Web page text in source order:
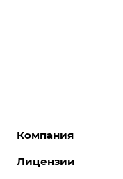
Компания
О компании
Лицензии